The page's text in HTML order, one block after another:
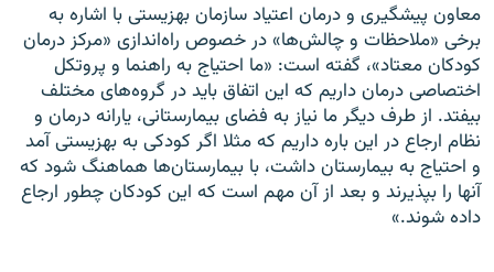
معاون پیشگیری و درمان اعتیاد سازمان بهزیستی با اشاره به
برخی «ملاحظات و چالش‌ها» در خصوص راه‌اندازی «مرکز درمان
کودکان معتاد»، گفته است: «ما احتیاج به راهنما و پروتکل
اختصاصی درمان داریم که این اتفاق باید در گروه‌های مختلف
بیفتد. از طرف دیگر ما نیاز به فضای بیمارستانی، یارانه درمان و
نظام ارجاع در این‌ باره داریم که مثلا اگر کودکی به بهزیستی آمد
و احتیاج به بیمارستان داشت، با بیمارستان‌ها هماهنگ شود که
آنها را بپذیرند و بعد از آن مهم است که این کودکان چطور ارجاع
داده شوند.»